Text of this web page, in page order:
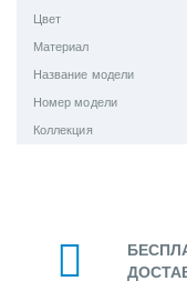
Цвет
Материал
Название модели
Номер модели
Коллекция